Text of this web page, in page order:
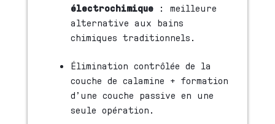
électrochimique: meilleure
alternative aux bains
chimiques traditionnels.
Élimination contrôlée de la
couche de calamine + formation
d’une couche passive en une
seule opération.